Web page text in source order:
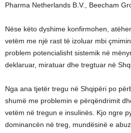
Pharma Netherlands B.V., Beecham
Nëse këto dyshime konfirmohen,
vetëm me një rast të izoluar mbi
problem potencialisht sistemik në
deklaruar, miratuar dhe tregtuar në
Nga ana tjetër tregu në Shqipëri po
shumë me problemin e përqëndrimit
vetëm në tregun e insulinës. Kjo ngre
dominancën në treg, mundësinë e